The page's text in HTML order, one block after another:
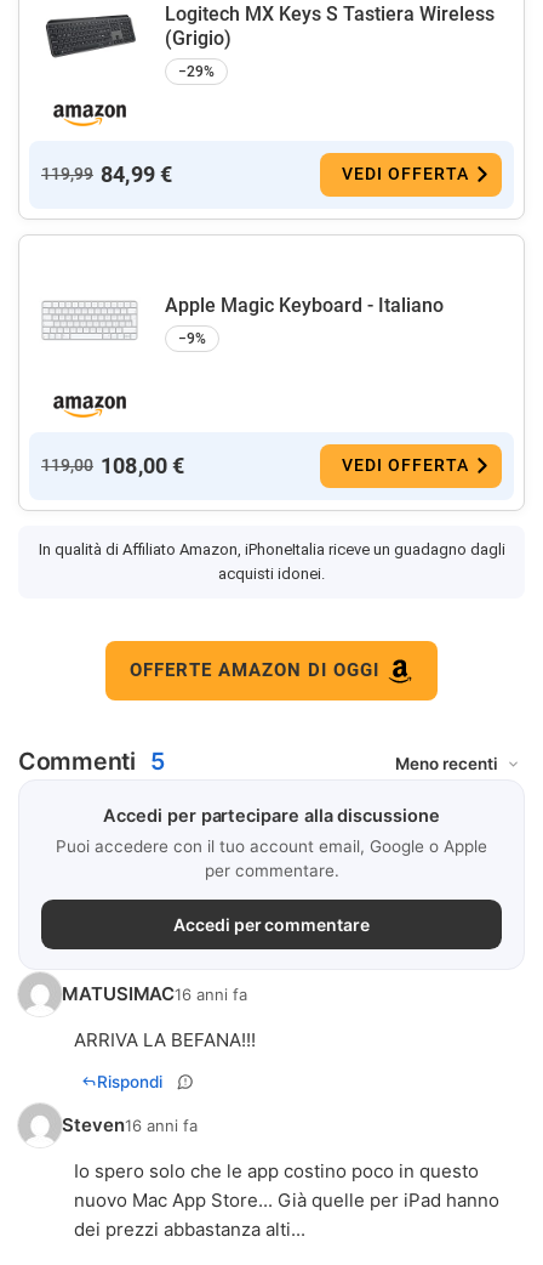
Logitech MX Keys S Tastiera Wireless
(Grigio)
−29%
119,99 84,99 € VEDI OFFERTA
Apple Magic Keyboard - Italiano ​​​​​​​
−9%
119,00 108,00 € VEDI OFFERTA
In qualità di Affiliato Amazon, iPhoneItalia riceve un guadagno dagli
acquisti idonei.
OFFERTE AMAZON DI OGGI
Commenti 5
Accedi per partecipare alla discussione
Puoi accedere con il tuo account email, Google o Apple
per commentare.
Accedi per commentare
MATUSIMAC16 anni fa
ARRIVA LA BEFANA!!!
Rispondi
Steven16 anni fa
Io spero solo che le app costino poco in questo
nuovo Mac App Store... Già quelle per iPad hanno
dei prezzi abbastanza alti...